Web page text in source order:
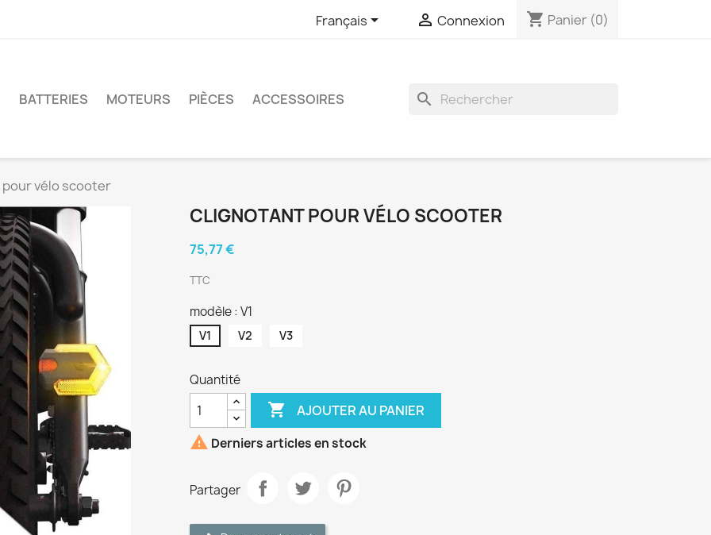
Français  Connexion shopping_cart Panier (0)
BATTERIES MOTEURS PIÈCES ACCESSOIRES search
vélo scooter
CLIGNOTANT POUR VÉLO SCOOTER
75,77 €
TTC
modèle : V1
V1 V2 V3
Quantité
 AJOUTER AU PANIER
 Derniers articles en stock
Partager